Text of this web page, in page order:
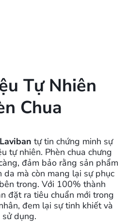
Tự Nhiên
Chua
tự tin chứng minh sự
tự nhiên. Phèn chua chưng
đảm bảo rằng sản phẩm
da mà còn mang lại sự phục
trong. Với 100% thành
đặt ra tiêu chuẩn mới trong
đem lại sự tinh khiết và
dụng.